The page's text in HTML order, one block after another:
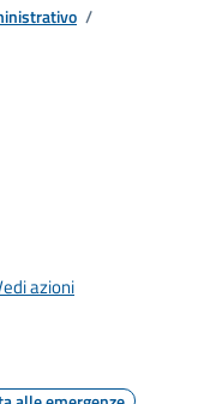
/
azioni